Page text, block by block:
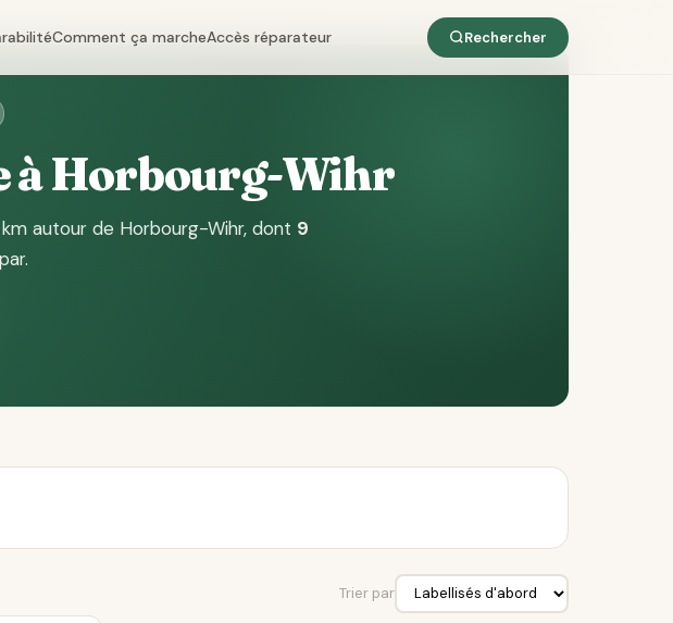
Comment ça marcheAccès réparateur Rechercher
à Horbourg-Wihr
autour de Horbourg-Wihr, dont 9
.
Trier par